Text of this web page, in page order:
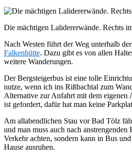
Die mächtigen Lalidererwände. Rechts
Nach Westen führt der Weg unterhalb
Falkenhütte. Dazu gibt es von allen
weitere Wanderungen.
Der Bergsteigerbus ist eine tolle
nutze, wenn ich ins Rißbachtal zum
Alternative zur Anfahrt mit dem eigenen
ist gefordert, dafür hat man keine
Am allabendlichen Stau vor Bad Tölz
und man muss auch nach
Verkehr achten, sondern kann in Bus
Hause ausruhen.